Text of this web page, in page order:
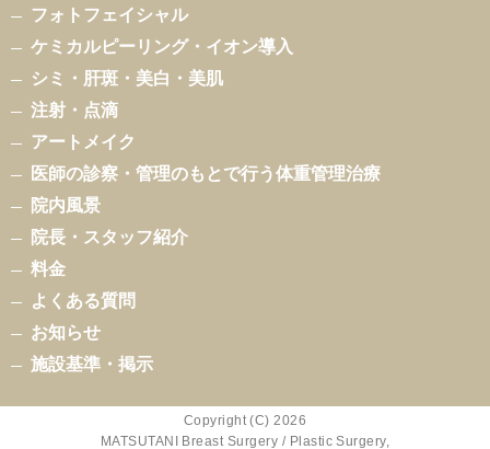
フォトフェイシャル
ケミカルピーリング・イオン導入
シミ・肝斑・美白・美肌
注射・点滴
アートメイク
医師の診察・管理のもとで行う体重管理治療
院内風景
院長・スタッフ紹介
料金
よくある質問
お知らせ
施設基準・掲示
Copyright (C) 2026
MATSUTANI Breast Surgery / Plastic Surgery,